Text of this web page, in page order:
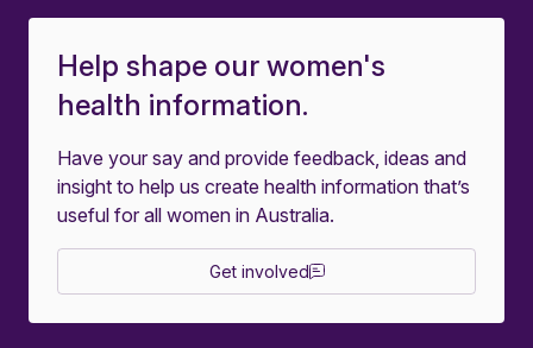
Help shape our women's
health information.
Have your say and provide feedback, ideas and
insight to help us create health information that’s
useful for all women in Australia.
Get involved